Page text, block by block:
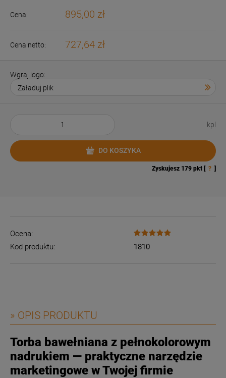
Cena: 895,00 zł
Cena netto: 727,64 zł
Wgraj logo:
kpl
DO KOSZYKA
Zyskujesz 179 pkt [ ? ]
Ocena:
Kod produktu:
1810
» OPIS PRODUKTU
Torba bawełniana z pełnokolorowym
nadrukiem — praktyczne narzędzie
marketingowe w Twojej firmie